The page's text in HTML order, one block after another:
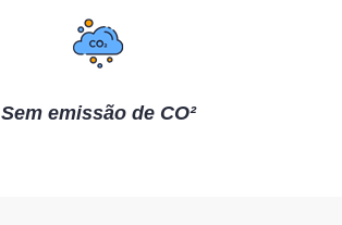
Sem emissão de CO²